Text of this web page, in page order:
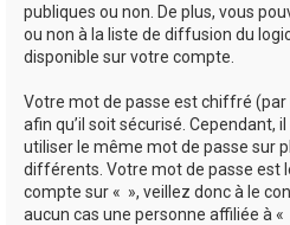
publiques ou non. De plus, vous
ou non à la liste de diffusion du
disponible sur votre compte.
Votre mot de passe est chiffré
afin qu’il soit sécurisé. Cependant,
utiliser le même mot de passe sur
différents. Votre mot de passe est
compte sur « », veillez donc à le
aucun cas une personne affiliée à «